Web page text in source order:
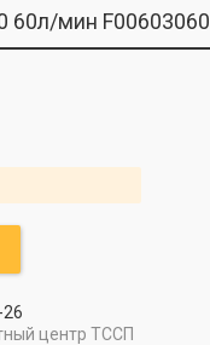
60л/мин F00603060
центр ТССП